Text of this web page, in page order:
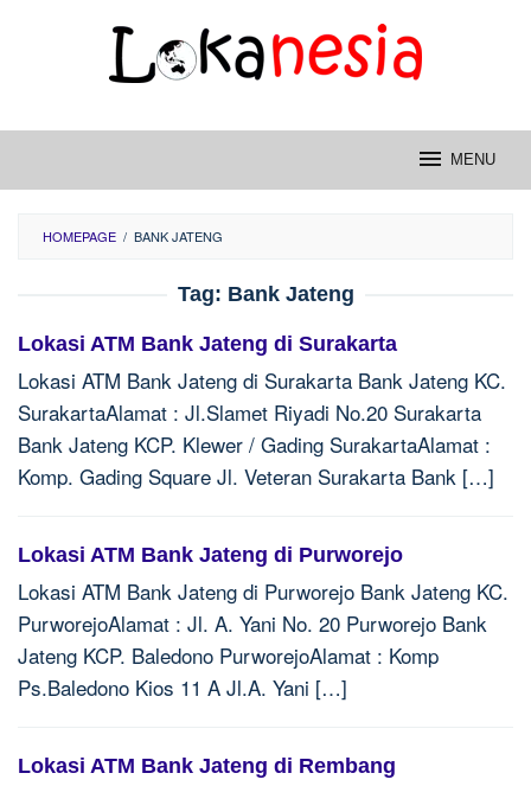
MENU
HOMEPAGE / BANK JATENG
Tag: Bank Jateng
Lokasi ATM Bank Jateng di Surakarta
Lokasi ATM Bank Jateng di Surakarta Bank Jateng KC.
SurakartaAlamat : Jl.Slamet Riyadi No.20 Surakarta
Bank Jateng KCP. Klewer / Gading SurakartaAlamat :
Komp. Gading Square Jl. Veteran Surakarta Bank […]
Lokasi ATM Bank Jateng di Purworejo
Lokasi ATM Bank Jateng di Purworejo Bank Jateng KC.
PurworejoAlamat : Jl. A. Yani No. 20 Purworejo Bank
Jateng KCP. Baledono PurworejoAlamat : Komp
Ps.Baledono Kios 11 A Jl.A. Yani […]
Lokasi ATM Bank Jateng di Rembang